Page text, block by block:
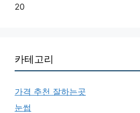
20
카테고리
가격 추천 잘하는곳
눈썹